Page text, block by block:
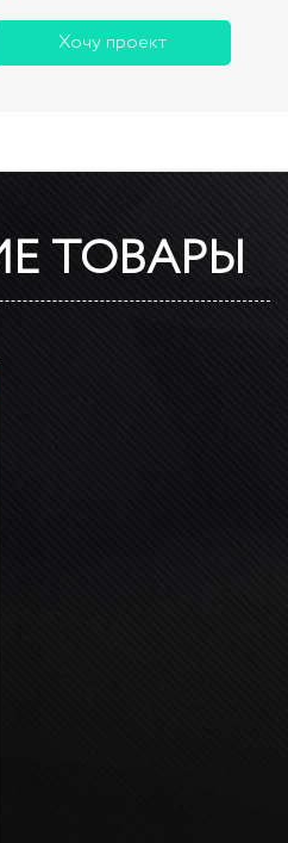
Хочу проект
ТОВАРЫ